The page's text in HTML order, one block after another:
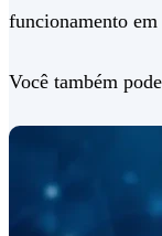
funcionamento
Você também